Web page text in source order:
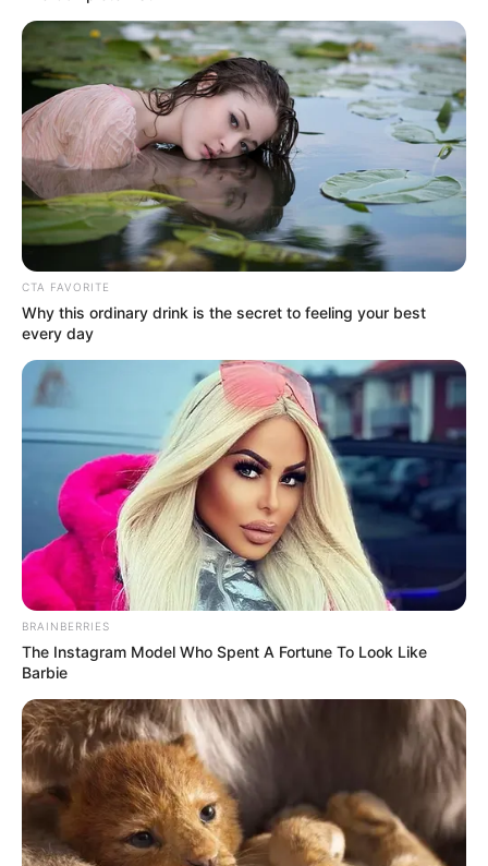
CTA FAVORITE
Why this ordinary drink is the secret to feeling your best
every day
BRAINBERRIES
The Instagram Model Who Spent A Fortune To Look Like
Barbie